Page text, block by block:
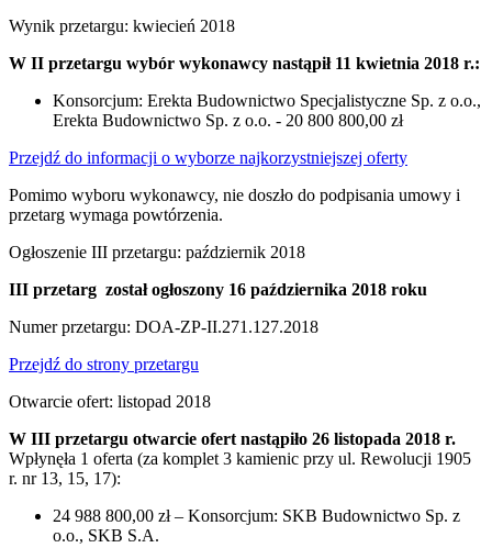
Wynik przetargu: kwiecień 2018
W II przetargu wybór wykonawcy nastąpił 11 kwietnia 2018 r.:
Konsorcjum: Erekta Budownictwo Specjalistyczne Sp. z o.o.,
Erekta Budownictwo Sp. z o.o. - 20 800 800,00 zł
Przejdź do informacji o wyborze najkorzystniejszej oferty
Pomimo wyboru wykonawcy, nie doszło do podpisania umowy i
przetarg wymaga powtórzenia.
Ogłoszenie III przetargu: październik 2018
III przetarg został ogłoszony 16 października 2018 roku
Numer przetargu: DOA-ZP-II.271.127.2018
Przejdź do strony przetargu
Otwarcie ofert: listopad 2018
W III przetargu otwarcie ofert nastąpiło 26 listopada 2018 r.
Wpłynęła 1 oferta (za komplet 3 kamienic przy ul. Rewolucji 1905
r. nr 13, 15, 17):
24 988 800,00 zł – Konsorcjum: SKB Budownictwo Sp. z
o.o., SKB S.A.